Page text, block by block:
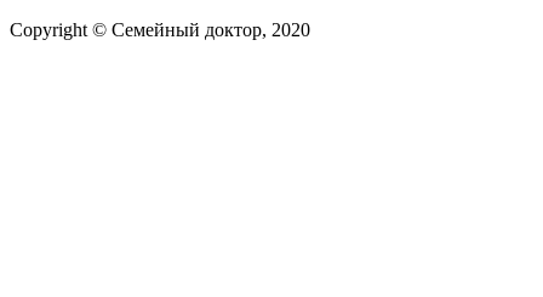
Copyright © Семейный доктор, 2020